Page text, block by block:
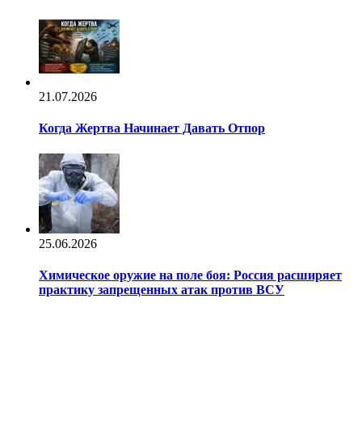
21.07.2026
Когда Жертва Начинает Давать Отпор
25.06.2026
Химическое оружие на поле боя: Россия расширяет
практику запрещенных атак против ВСУ